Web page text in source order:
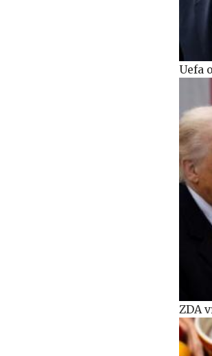
Uefa
ZDA